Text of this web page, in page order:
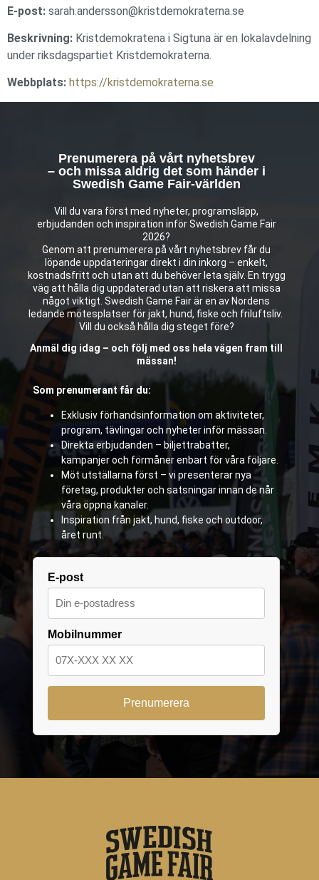
E-post: sarah.andersson@kristdemokraterna.se
Beskrivning: Kristdemokratena i Sigtuna är en lokalavdelning
under riksdagspartiet Kristdemokraterna.
Webbplats: https://kristdemokraterna.se
Prenumerera på vårt nyhetsbrev
– och missa aldrig det som händer i
Swedish Game Fair-världen
Vill du vara först med nyheter, programsläpp,
erbjudanden och inspiration inför Swedish Game Fair
2026?
Genom att prenumerera på vårt nyhetsbrev får du
löpande uppdateringar direkt i din inkorg – enkelt,
kostnadsfritt och utan att du behöver leta själv. En trygg
väg att hålla dig uppdaterad utan att riskera att missa
något viktigt. Swedish Game Fair är en av Nordens
ledande mötesplatser för jakt, hund, fiske och friluftsliv.
Vill du också hålla dig steget före?
Anmäl dig idag – och följ med oss hela vägen fram till
mässan!
E-post
Mobilnummer
Som prenumerant får du:
Exklusiv förhandsinformation om aktiviteter,
program, tävlingar och nyheter inför mässan.
Direkta erbjudanden – biljettrabatter,
kampanjer och förmåner enbart för våra följare.
Möt utställarna först – vi presenterar nya
företag, produkter och satsningar innan de når
våra öppna kanaler.
Inspiration från jakt, hund, fiske och outdoor,
året runt.